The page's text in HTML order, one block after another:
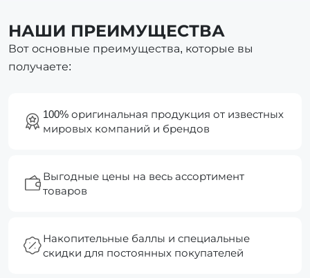
НАШИ ПРЕИМУЩЕСТВА
Вот основные преимущества, которые вы
получаете:
100% оригинальная продукция от известных
мировых компаний и брендов
Выгодные цены на весь ассортимент
товаров
Накопительные баллы и специальные
скидки для постоянных покупателей